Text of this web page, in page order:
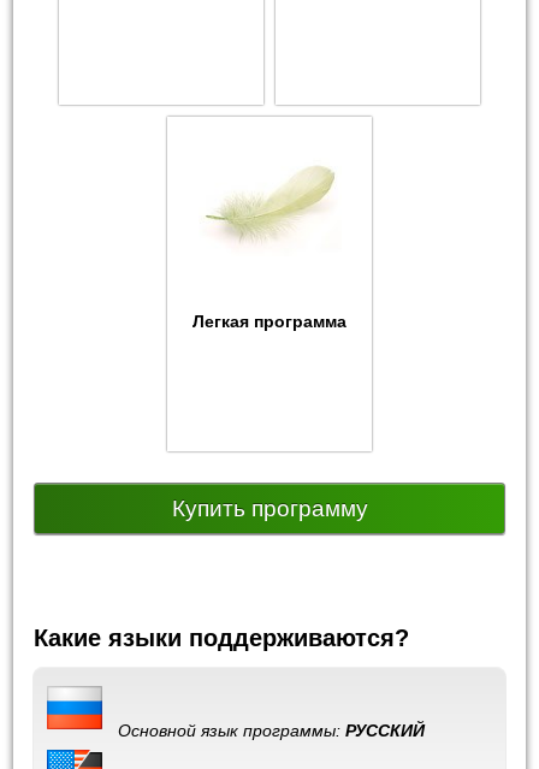
Легкая программа
Купить программу
Какие языки поддерживаются?
Основной язык программы:РУССКИЙ